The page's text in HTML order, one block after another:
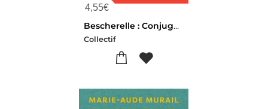
4,55€
Bescherelle : Conjugaison
Collectif